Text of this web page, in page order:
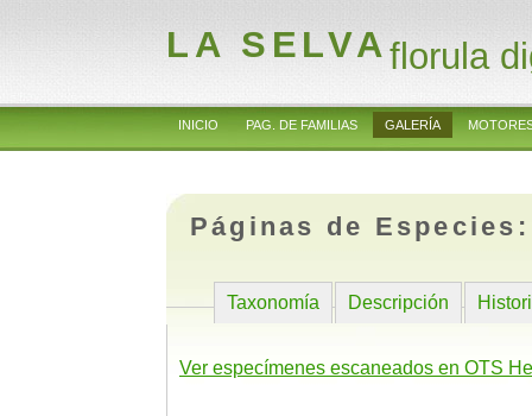
LA SELVAflorula
INICIO PAG. DE FAMILIAS GALERÍA
Páginas de
Taxonomía Descripción
Ver especímenes escaneados en OTS